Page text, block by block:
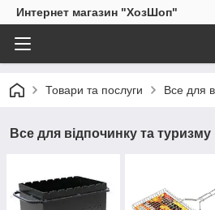
Интернет магазин "ХозШоп"
Товари та послуги Все для
Все для відпочинку та туризму